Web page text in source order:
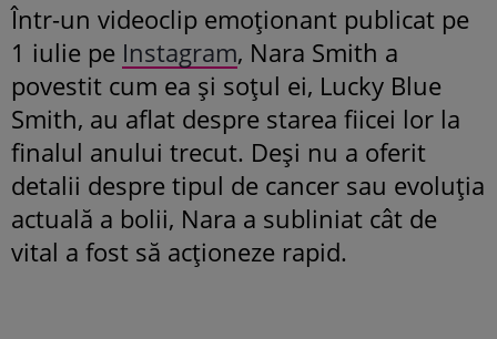
Într-un videoclip emoționant publicat pe
1 iulie pe Instagram, Nara Smith a
povestit cum ea și soțul ei, Lucky Blue
Smith, au aflat despre starea fiicei lor la
finalul anului trecut. Deși nu a oferit
detalii despre tipul de cancer sau evoluția
actuală a bolii, Nara a subliniat cât de
vital a fost să acționeze rapid.